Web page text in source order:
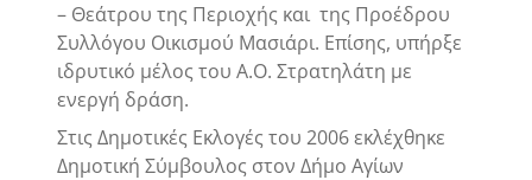
– Θεάτρου της Περιοχής και της Προέδρου
Συλλόγου Οικισμού Μασιάρι. Επίσης, υπήρξε
ιδρυτικό μέλος του Α.Ο. Στρατηλάτη με
ενεργή δράση.
Στις Δημοτικές Εκλογές του 2006 εκλέχθηκε
Δημοτική Σύμβουλος στον Δήμο Αγίων